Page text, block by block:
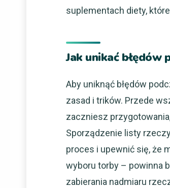
suplementach diety,
Jak unikać
Aby uniknąć błędów
zasad i trików. Przede
zaczniesz
Sporządzenie listy
proces i upewnić się, że
wyboru torby – powinna
zabierania nadmiaru